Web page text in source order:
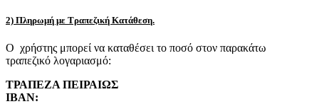
2) Πληρωμή με Τραπεζική Κατάθεση.
Ο χρήστης μπορεί να καταθέσει το ποσό στον παρακάτω
τραπεζικό λογαριασμό:
ΤΡΑΠΕΖΑ ΠΕΙΡΑΙΩΣ
IBAN: